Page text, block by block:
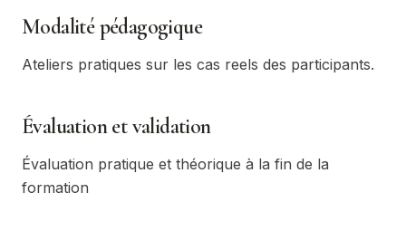
Modalité pédagogique
Ateliers pratiques sur les cas reels des participants.
Évaluation et validation
Évaluation pratique et théorique à la fin de la
formation